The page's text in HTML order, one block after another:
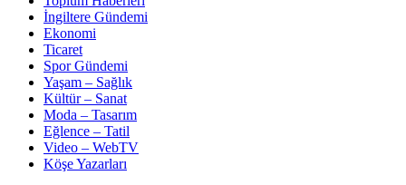
İngiltere Gündemi
Ekonomi
Ticaret
Spor Gündemi
Yaşam – Sağlık
Kültür – Sanat
Moda – Tasarım
Eğlence – Tatil
Video – WebTV
Köşe Yazarları